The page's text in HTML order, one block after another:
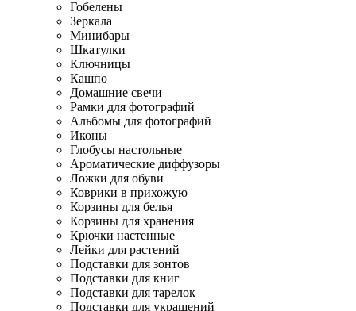
Гобелены
Зеркала
Минибары
Шкатулки
Ключницы
Кашпо
Домашние свечи
Рамки для фотографий
Альбомы для фотографий
Иконы
Глобусы настольные
Ароматические диффузоры
Ложки для обуви
Коврики в прихожую
Корзины для белья
Корзины для хранения
Крючки настенные
Лейки для растений
Подставки для зонтов
Подставки для книг
Подставки для тарелок
Подставки для украшений